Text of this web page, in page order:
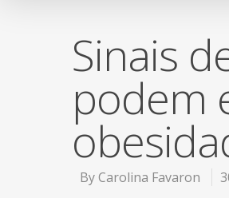
Sinais
podem
ByCarolina Favaron